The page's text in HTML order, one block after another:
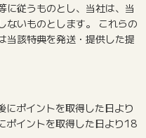
に従うものとし、当社は、当
ないものとします。 これらの
当該特典を発送・提供した提
ポイントを取得した日より
ポイントを取得した日より18